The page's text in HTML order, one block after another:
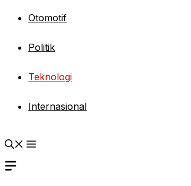
Otomotif
Politik
Teknologi
Internasional